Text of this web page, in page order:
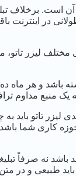
آن است.
در اینترنت
لیزر تاتو،
باشد و هر ماه
یک منبع
لیزر تاتو باید
حوزه کاری شما
باشد نه صرفاً
طبیعی و در